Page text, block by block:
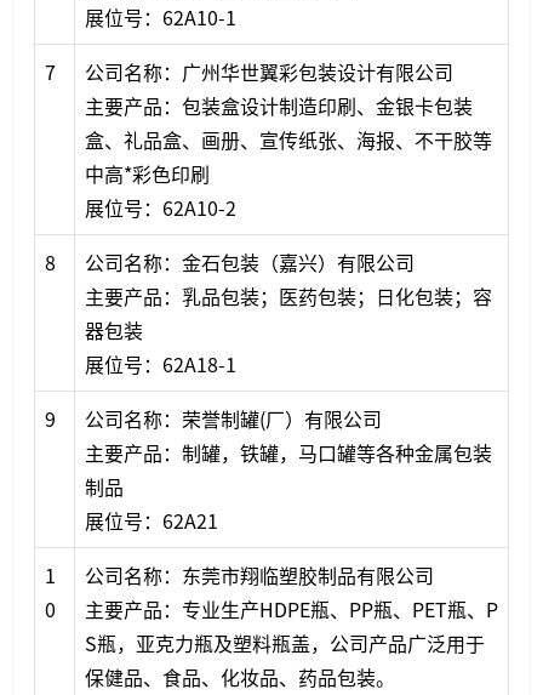
展位号：62A10-1
7
公司名称：广州华世翼彩包装设计有限公司
主要产品：包装盒设计制造印刷、金银卡包装
盒、礼品盒、画册、宣传纸张、海报、不干胶等
中高*彩色印刷
展位号：62A10-2
8
公司名称：金石包装（嘉兴）有限公司
主要产品：乳品包装；医药包装；日化包装；容
器包装
展位号：62A18-1
9
公司名称：荣誉制罐(厂）有限公司
主要产品：制罐，铁罐，马口罐等各种金属包装
制品
展位号：62A21
1
0
公司名称：东莞市翔临塑胶制品有限公司
主要产品：专业生产HDPE瓶、PP瓶、PET瓶、P
S瓶，亚克力瓶及塑料瓶盖，公司产品广泛用于
保健品、食品、化妆品、药品包装。